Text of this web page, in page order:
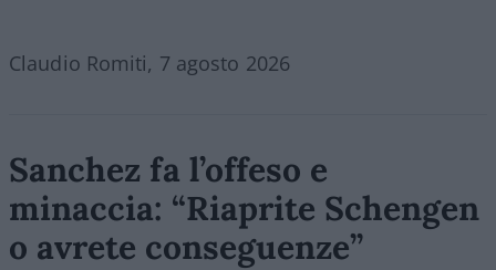
Claudio Romiti, 7 agosto 2026
Sanchez fa l’offeso e
minaccia: “Riaprite Schengen
o avrete conseguenze”